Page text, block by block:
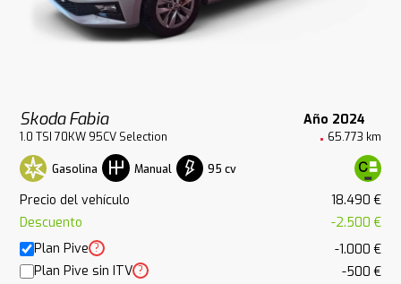
Skoda Fabia Año 2024
1.0 TSI 70KW 95CV Selection 65.773 km
Gasolina Manual 95 cv
Precio del vehículo
18.490 €
Descuento
-2.500 €
Plan Pive ?
-1.000 €
Plan Pive sin ITV ?
-500 €